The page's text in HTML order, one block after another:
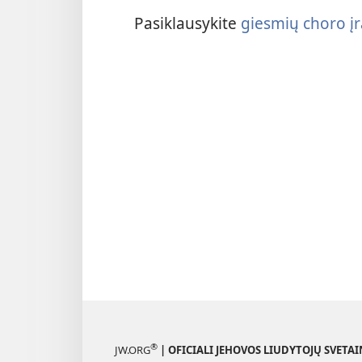
Pasiklausykite giesmių choro
JW.ORG® | OFICIALI JEHOVOS LIUDYTOJŲ